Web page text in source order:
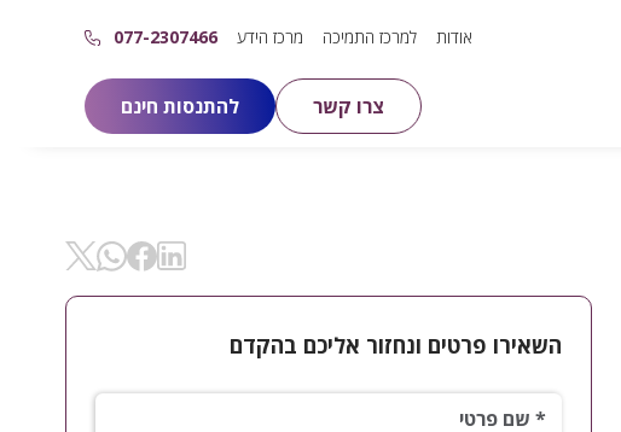
אודות למרכז התמיכה מרכז הידע 077-2307466
צרו קשר להתנסות חינם
השאירו פרטים ונחזור אליכם בהקדם
שם פרטי*